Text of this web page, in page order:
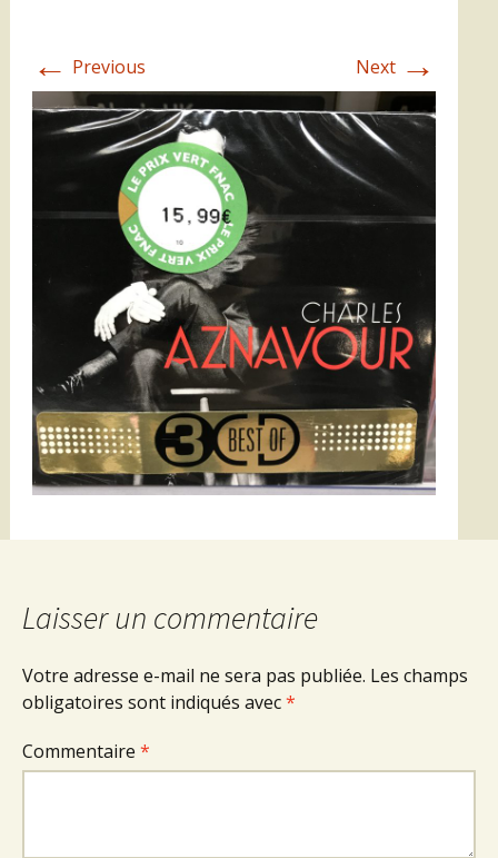
← Previous Next →
Laisser un commentaire
Votre adresse e-mail ne sera pas publiée. Les champs
obligatoires sont indiqués avec*
Commentaire *